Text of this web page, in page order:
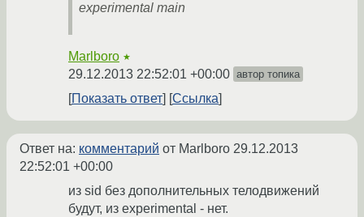
experimental main
Marlboro ★
29.12.2013 22:52:01 +00:00 автор топика
Показать ответ Ссылка
Ответ на: комментарий от Marlboro 29.12.2013
22:52:01 +00:00
из sid без дополнительных телодвижений
будут, из experimental - нет.